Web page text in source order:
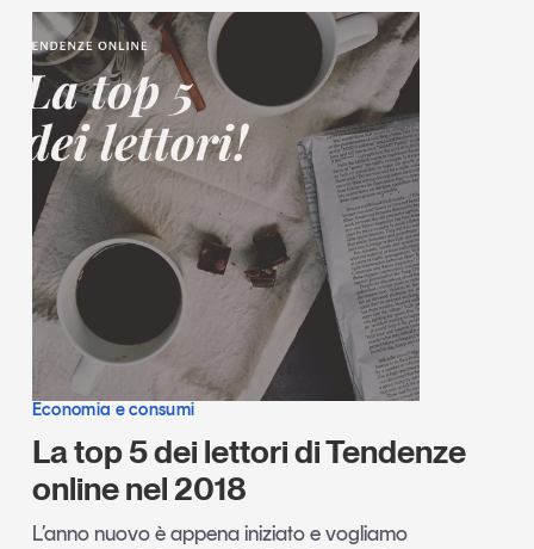
Economia e consumi
La top 5 dei lettori di Tendenze
online nel 2018
L’anno nuovo è appena iniziato e vogliamo